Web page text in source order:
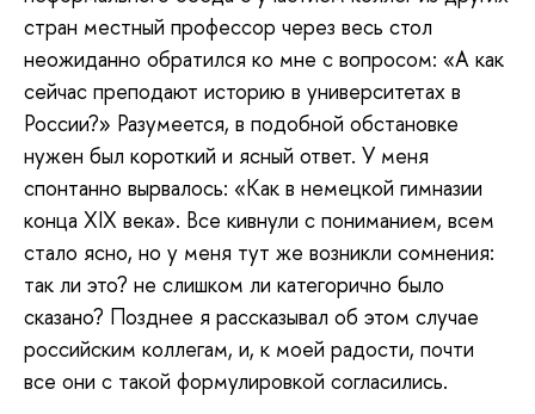
стран местный профессор через весь стол
неожиданно обратился ко мне с вопросом: «А как
сейчас преподают историю в университетах в
России?» Разумеется, в подобной обстановке
нужен был короткий и ясный ответ. У меня
спонтанно вырвалось: «Как в немецкой гимназии
конца XIX века». Все кивнули с пониманием, всем
стало ясно, но у меня тут же возникли сомнения:
так ли это? не слишком ли категорично было
сказано? Позднее я рассказывал об этом случае
российским коллегам, и, к моей радости, почти
все они с такой формулировкой согласились.